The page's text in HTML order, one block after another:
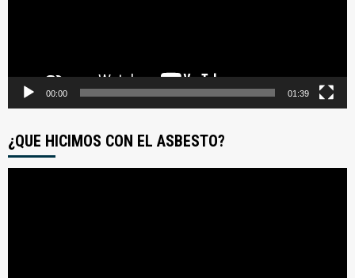
00:00 01:39
¿QUE HICIMOS CON EL ASBESTO?